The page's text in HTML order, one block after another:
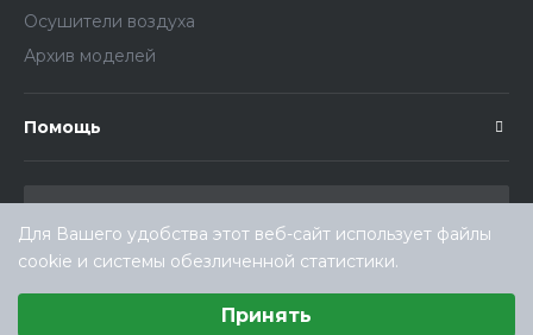
Осушители воздуха
Архив моделей
Помощь
Для Вашего удобства этот веб-сайт использует файлы
cookie и системы обезличенной статистики.
Принять